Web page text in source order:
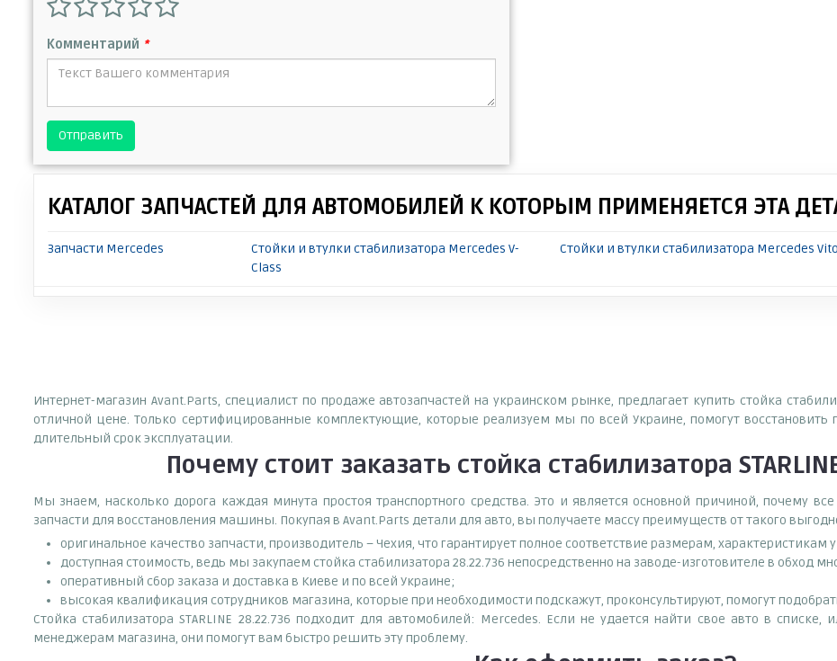
Комментарий *
Отправить
КАТАЛОГ ЗАПЧАСТЕЙ ДЛЯ АВТОМОБИЛЕЙ К КОТОРЫМ ПРИМЕНЯЕТСЯ ЭТА
Запчасти Mercedes
Стойки и втулки стабилизатора Mercedes V-
Class
Стойки и втулки стабилизатора Mercedes Vito
Интернет-магазин Avant.Parts, специалист по продаже автозапчастей на украинском рынке, предлагает купить стойка
отличной цене. Только сертифицированные комплектующие, которые реализуем мы по всей Украине, помогут восстановить
длительный срок эксплуатации.
Почему стоит заказать стойка стабилизатора
Мы знаем, насколько дорога каждая минута простоя транспортного средства. Это и является основной причиной, почему
запчасти для восстановления машины. Покупая в Avant.Parts детали для авто, вы получаете массу преимуществ от такого
оригинальное качество запчасти, производитель – Чехия, что гарантирует полное соответствие размерам, характеристикам
доступная стоимость, ведь мы закупаем стойка стабилизатора 28.22.736 непосредственно на заводе-изготовителе в обход
оперативный сбор заказа и доставка в Киеве и по всей Украине;
высокая квалификация сотрудников магазина, которые при необходимости подскажут, проконсультируют, помогут
Стойка стабилизатора STARLINE 28.22.736 подходит для автомобилей: Mercedes. Если не удается найти свое авто в
менеджерам магазина, они помогут вам быстро решить эту проблему.